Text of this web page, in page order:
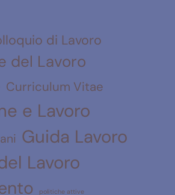
di Lavoro
del Lavoro
Curriculum Vitae
e Lavoro
Guida Lavoro
Lavoro
politiche attive